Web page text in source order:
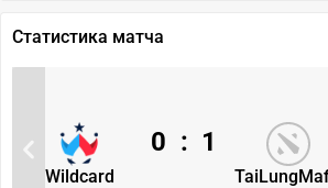
Статистика матча
Wildcard
0 : 1